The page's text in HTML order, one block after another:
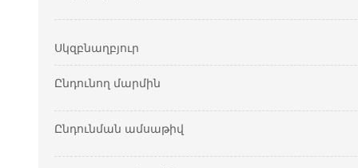
Սկզբնաղբյուր
Ընդունող մարմին
Ընդունման ամսաթիվ